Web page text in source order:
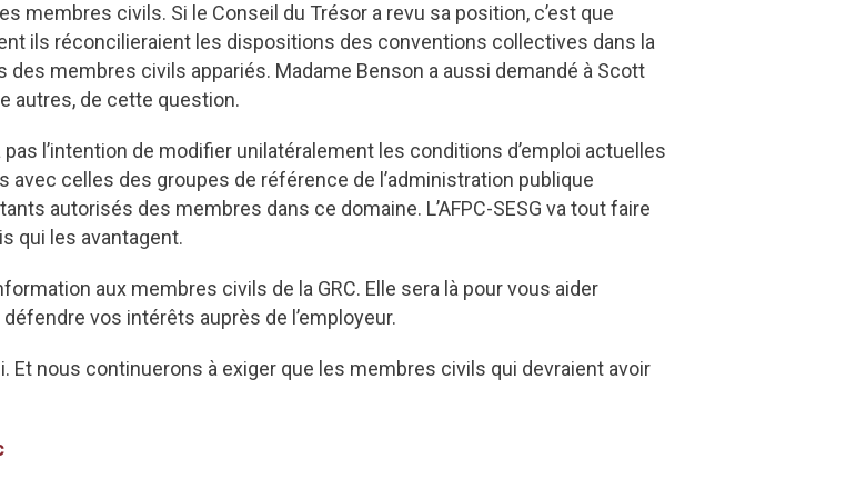
membres civils. Si le Conseil du Trésor a revu sa position, c’est que
ils réconcilieraient les dispositions des conventions collectives dans la
membres civils appariés. Madame Benson a aussi demandé à Scott
autres, de cette question.
pas l’intention de modifier unilatéralement les conditions d’emploi actuelles
celles des groupes de référence de l’administration publique
autorisés des membres dans ce domaine. L’AFPC-SESG va tout faire
qui les avantagent.
aux membres civils de la GRC. Elle sera là pour vous aider
vos intérêts auprès de l’employeur.
Et nous continuerons à exiger que les membres civils qui devraient avoir